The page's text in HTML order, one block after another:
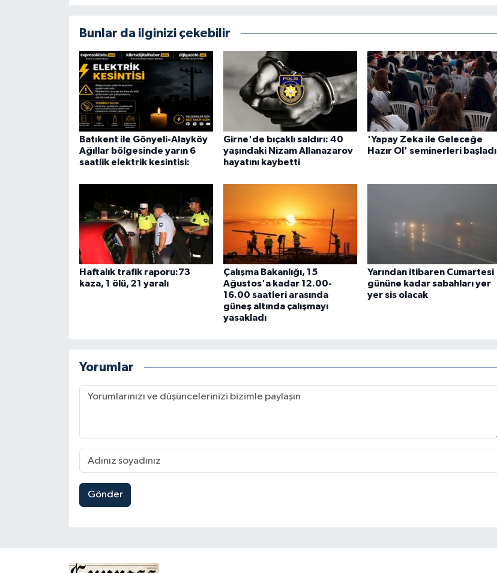
Bunlar da ilginizi çekebilir
Batıkent ile Gönyeli-Alayköy
Ağıllar bölgesinde yarın 6
saatlik elektrik kesintisi:
Girne'de bıçaklı saldırı: 40
yaşındaki Nizam Allanazarov
hayatını kaybetti
'Yapay Zeka ile Geleceğe
Hazır Ol' seminerleri başladı
Haftalık trafik raporu:73
kaza, 1 ölü, 21 yaralı
Çalışma Bakanlığı, 15
Ağustos'a kadar 12.00-
16.00 saatleri arasında
güneş altında çalışmayı
yasakladı
Yarından itibaren Cumartesi
gününe kadar sabahları yer
yer sis olacak
Yorumlar
Gönder